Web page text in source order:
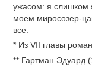
ужасом: я слишком
моем миросозер-
все.
* Из VII главы
** Гартман Эдуард